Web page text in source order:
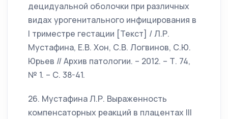
децидуальной оболочки при различных
видах урогенитального инфицирования в
I триместре гестации [Текст] / Л.Р.
Мустафина, Е.В. Хон, С.В. Логвинов, С.Ю.
Юрьев // Архив патологии. – 2012. – Т. 74,
№ 1. – С. 38-41.
26. Мустафина Л.Р. Выраженность
компенсаторных реакций в плацентах III